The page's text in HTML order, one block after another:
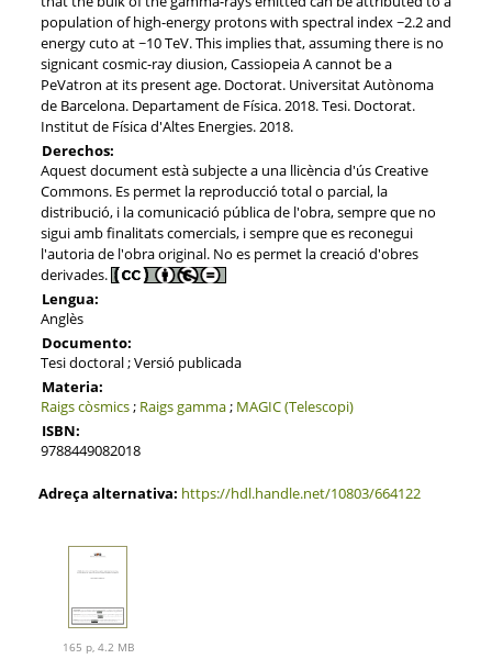
population of high-energy protons with spectral index ~2.2 and
energy cuto at ~10 TeV. This implies that, assuming there is no
signicant cosmic-ray diusion, Cassiopeia A cannot be a
PeVatron at its present age. Doctorat. Universitat Autònoma
de Barcelona. Departament de Física. 2018. Tesi. Doctorat.
Institut de Física d'Altes Energies. 2018.
Derechos:
Aquest document està subjecte a una llicència d'ús Creative
Commons. Es permet la reproducció total o parcial, la
distribució, i la comunicació pública de l'obra, sempre que no
sigui amb finalitats comercials, i sempre que es reconegui
l'autoria de l'obra original. No es permet la creació d'obres
derivades.
Lengua:
Anglès
Documento:
Tesi doctoral ; Versió publicada
Materia:
Raigs còsmics; Raigs gamma; MAGIC (Telescopi)
ISBN:
9788449082018
Adreça alternativa: https://hdl.handle.net/10803/664122
165 p, 4.2 MB